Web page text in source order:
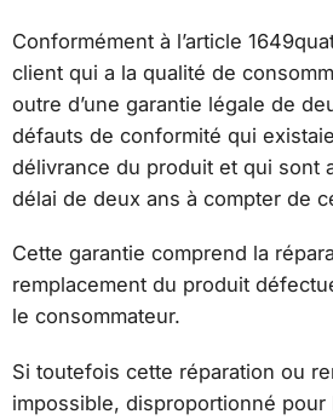
Conformément à l’article
client qui a la qualité de
outre d’une garantie légale de
défauts de conformité qui
délivrance du produit et qui sont
délai de deux ans à compter de
Cette garantie comprend la
remplacement du produit
le consommateur.
Si toutefois cette réparation ou
impossible, disproportionné pour